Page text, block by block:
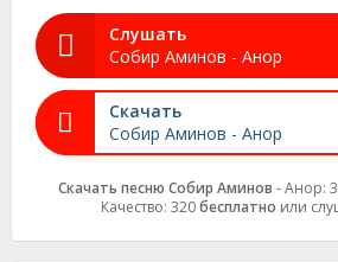
Слушать
Собир Аминов - Анор
Скачать
Собир Аминов - Анор
Скачать песню Собир Аминов - Анор:
Качество: 320бесплатно или